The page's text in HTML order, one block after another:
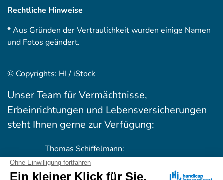
Rechtliche Hinweise
* Aus Gründen der Vertraulichkeit wurden einige Namen
und Fotos geändert.
© Copyrights: HI / iStock
Unser Team für Vermächtnisse,
Erbeinrichtungen und Lebensversicherungen
steht Ihnen gerne zur Verfügung:
Thomas Schiffelmann:
+49 (0)89 54 76 06 32